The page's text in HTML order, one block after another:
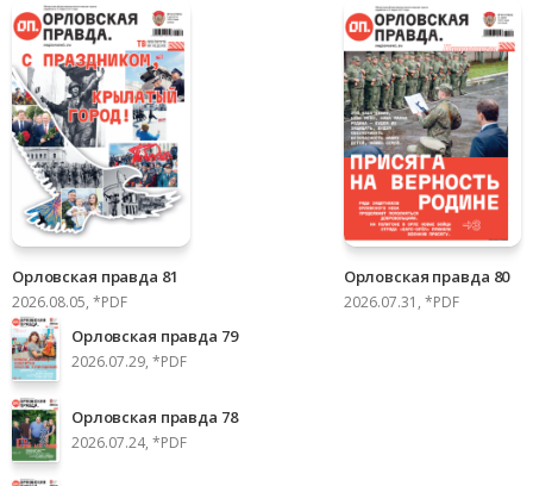
Орловская правда 81
2026.08.05, *PDF
Орловская правда 80
2026.07.31, *PDF
Орловская правда 79
2026.07.29, *PDF
Орловская правда 78
2026.07.24, *PDF